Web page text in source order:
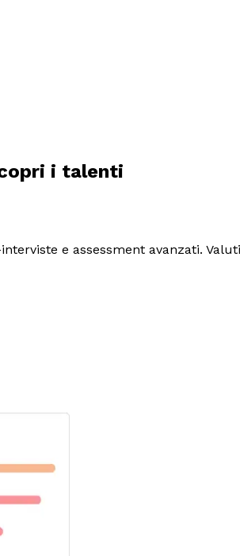
i talenti
e assessment avanzati.